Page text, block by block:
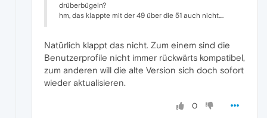
drüberbügeln?
hm, das klappte mit der 49 über die 51 auch nicht....
Natürlich klappt das nicht. Zum einem sind die
Benutzerprofile nicht immer rückwärts kompatibel,
zum anderen will die alte Version sich doch sofort
wieder aktualisieren.
0